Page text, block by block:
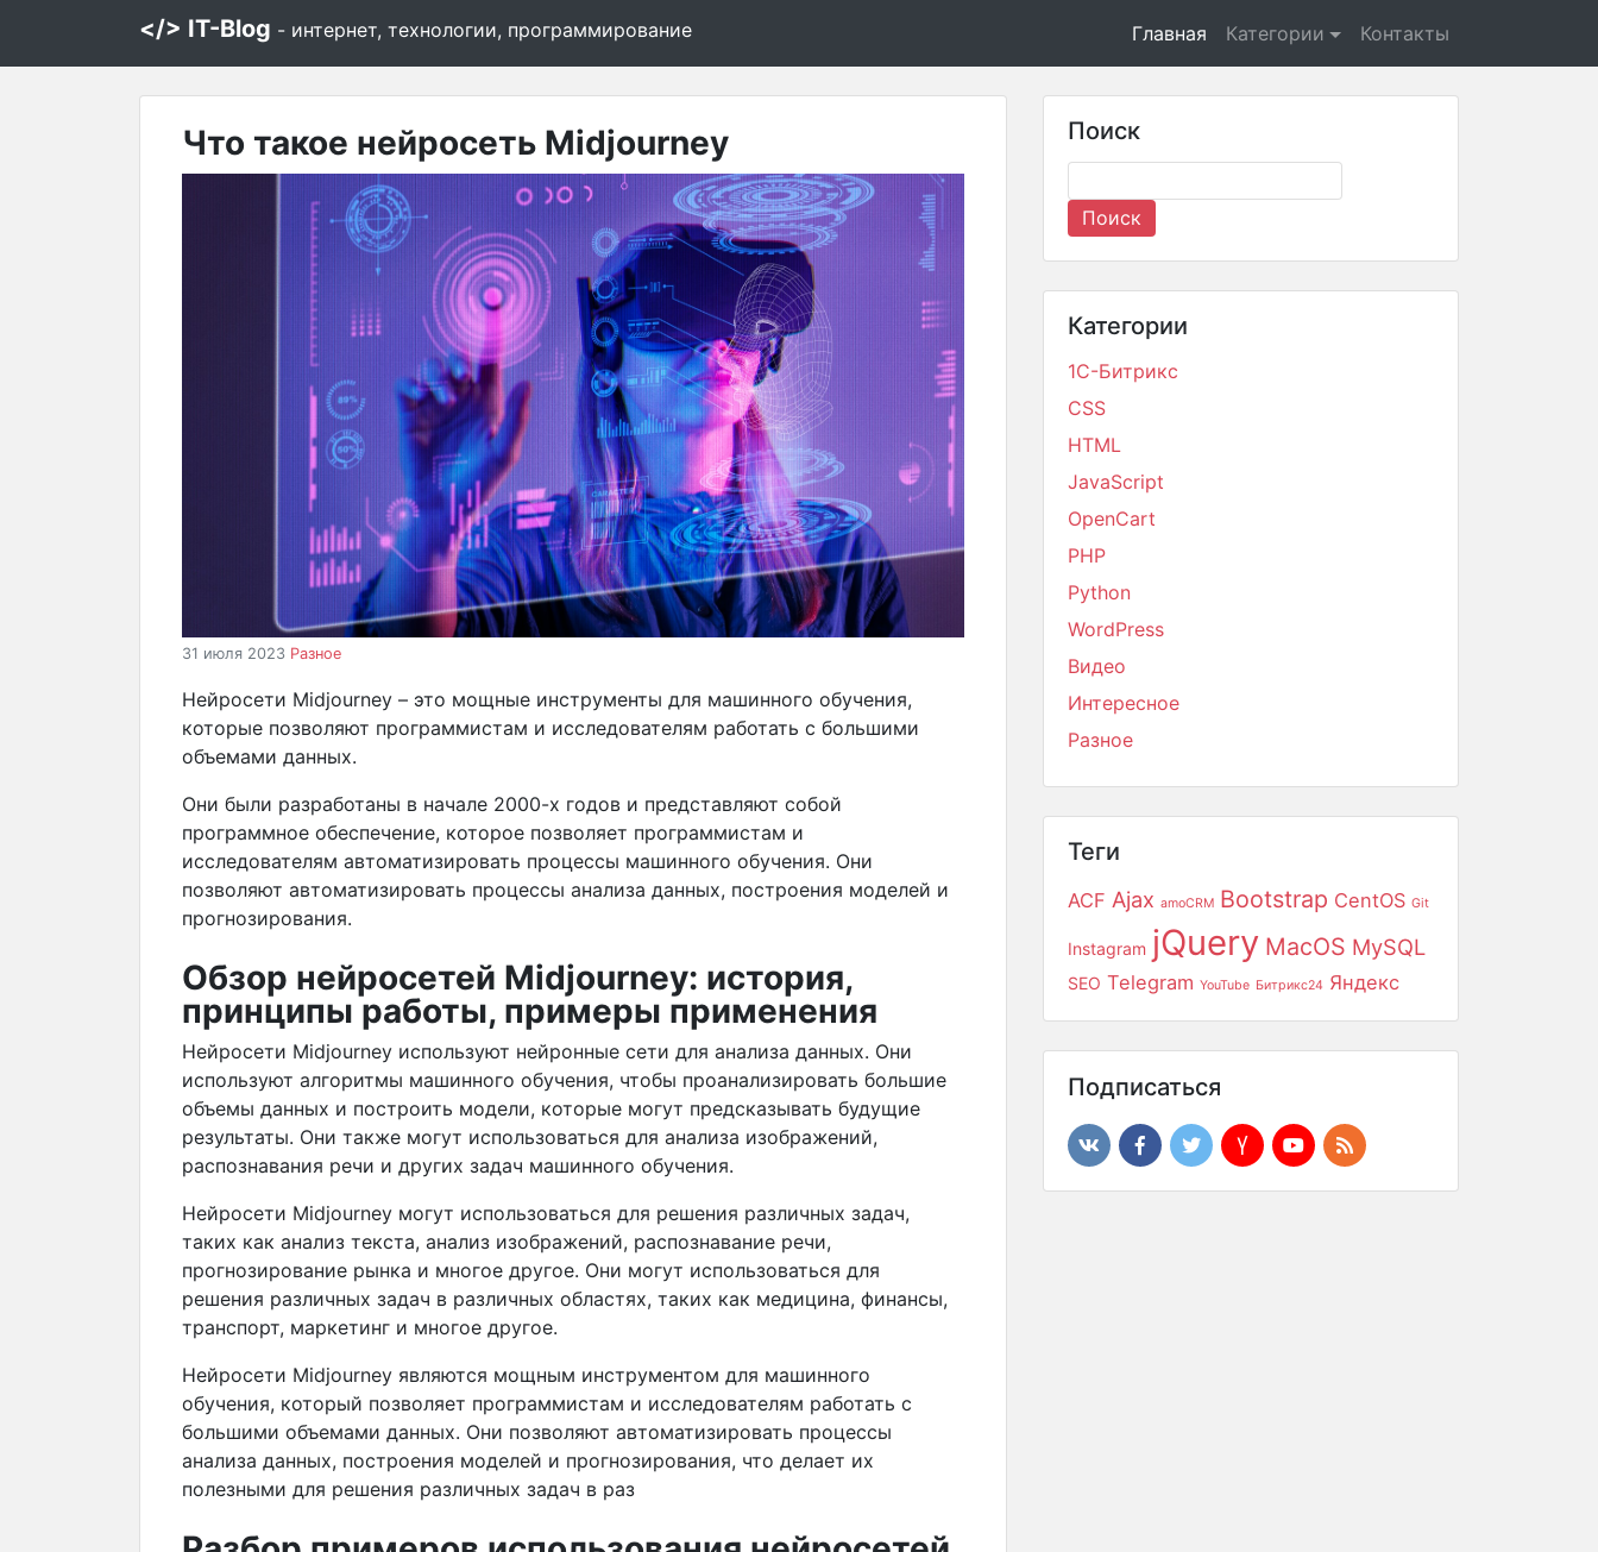
</> IT-Blog - интернет, технологии, программирование Главная Категории Контакты
Что такое нейросеть Midjourney
31 июля 2023 Разное
Нейросети Midjourney – это мощные инструменты для машинного обучения,
которые позволяют программистам и исследователям работать с большими
объемами данных.
Они были разработаны в начале 2000-х годов и представляют собой
программное обеспечение, которое позволяет программистам и
исследователям автоматизировать процессы машинного обучения. Они
позволяют автоматизировать процессы анализа данных, построения моделей и
прогнозирования.
Обзор нейросетей Midjourney: история,
принципы работы, примеры применения
Нейросети Midjourney используют нейронные сети для анализа данных. Они
используют алгоритмы машинного обучения, чтобы проанализировать большие
объемы данных и построить модели, которые могут предсказывать будущие
результаты. Они также могут использоваться для анализа изображений,
распознавания речи и других задач машинного обучения.
Нейросети Midjourney могут использоваться для решения различных задач,
таких как анализ текста, анализ изображений, распознавание речи,
прогнозирование рынка и многое другое. Они могут использоваться для
решения различных задач в различных областях, таких как медицина, финансы,
транспорт, маркетинг и многое другое.
Нейросети Midjourney являются мощным инструментом для машинного
обучения, который позволяет программистам и исследователям работать с
большими объемами данных. Они позволяют автоматизировать процессы
анализа данных, построения моделей и прогнозирования, что делает их
полезными для решения различных задач в раз
Поиск
Категории
1С-Битрикс
CSS
HTML
JavaScript
OpenCart
PHP
Python
WordPress
Видео
Интересное
Разное
Теги
ACF Ajax amoCRM Bootstrap CentOS Git
Instagram jQuery MacOS MySQL
SEO Telegram YouTube Битрикс24 Яндекс
Подписаться